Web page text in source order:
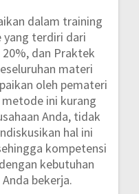
dalam training
terdiri dari
dan Praktek
materi
oleh pemateri
ini kurang
Anda, tidak
hal ini
kompetensi
kebutuhan
bekerja.